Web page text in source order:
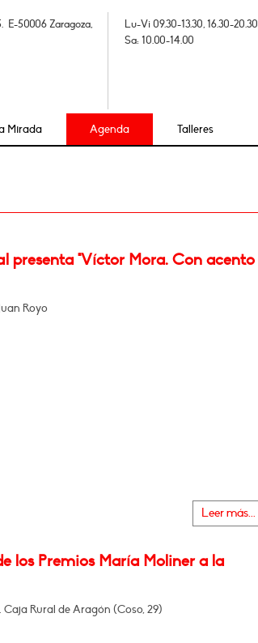
E-50006 Zaragoza,
Lu-Vi 09.30-13.30, 16.30-20.30
Sa: 10.00-14.00
Mirada Agenda Talleres
presenta "Víctor Mora. Con acento
Royo
Leer más...
los Premios María Moliner a la
Rural de Aragón (Coso, 29)